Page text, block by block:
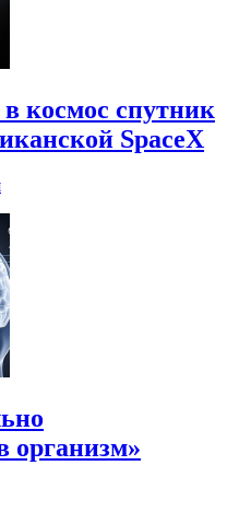
космос спутник
SpaceX
организм»